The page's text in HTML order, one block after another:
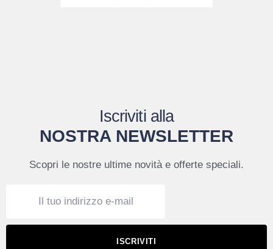
Iscriviti alla
NOSTRA NEWSLETTER
Scopri le nostre ultime novità e offerte speciali.
ISCRIVITI